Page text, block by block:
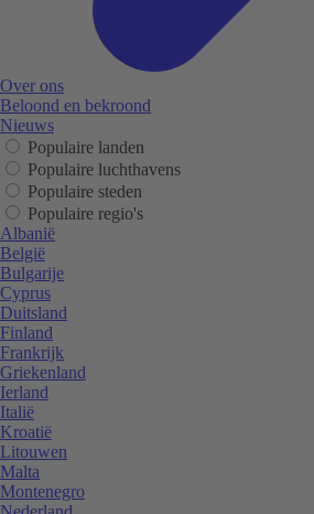
Over ons
Beloond en bekroond
Nieuws
Populaire landen
Populaire luchthavens
Populaire steden
Populaire regio's
Albanië
België
Bulgarije
Cyprus
Duitsland
Finland
Frankrijk
Griekenland
Ierland
Italië
Kroatië
Litouwen
Malta
Montenegro